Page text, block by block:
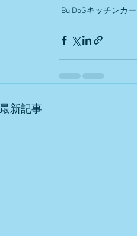
Bu DoGキッチンカー
最新記事